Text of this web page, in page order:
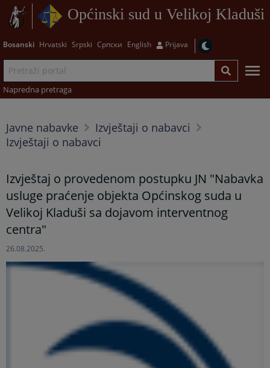
Općinski sud u Velikoj Kladuši
Bosanski Hrvatski Srpski Српски English Prijava
Napredna pretraga
Javne nabavke
Izvještaji o nabavci
Izvještaji o nabavci
Izvještaj o provedenom postupku JN "Nabavka
usluge praćenje objekta Općinskog suda u
Velikoj Kladuši sa dojavom interventnog
centra"
26.08.2025.